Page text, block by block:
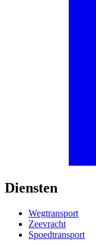
Diensten
Wegtransport
Zeevracht
Spoedtransport